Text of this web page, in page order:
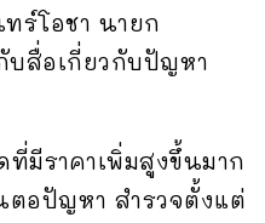
ร์โอชา นายก
สื่อเกี่ยวกับปัญหา
ที่มีราคาเพิ่มสูงขึ้นมาก
ตอปัญหา สำรวจตั้งแต่